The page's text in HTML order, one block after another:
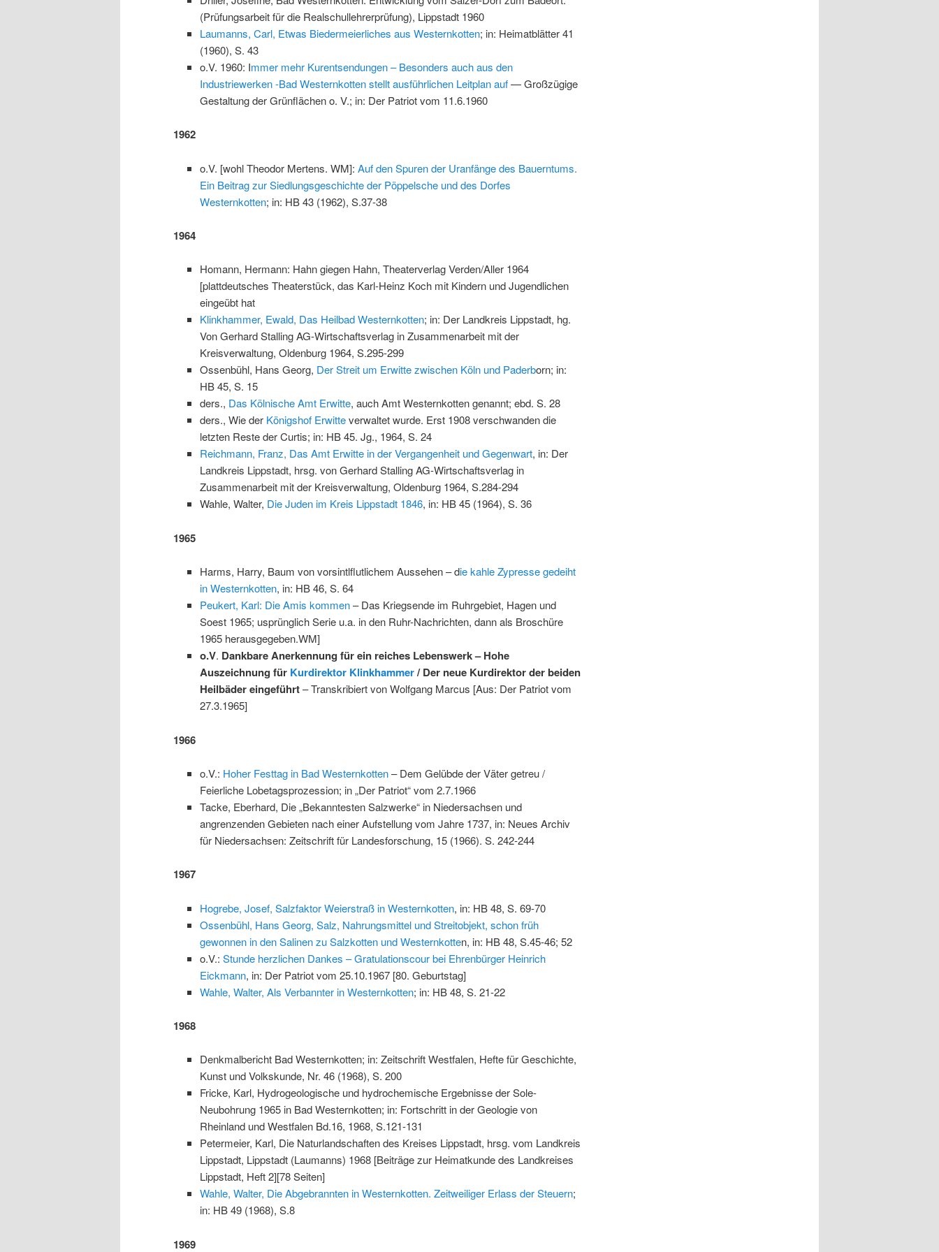
(Prüfungsarbeit für die Realschullehrerprüfung), Lippstadt 1960
Laumanns, Carl, Etwas Biedermeierliches aus Westernkotten; in: Heimatblätter 41
(1960), S. 43
o.V. 1960: Immer mehr Kurentsendungen – Besonders auch aus den
Industriewerken -Bad Westernkotten stellt ausführlichen Leitplan auf— Großzügige
Gestaltung der Grünflächen o. V.; in: Der Patriot vom 11.6.1960
1962
o.V. [wohl Theodor Mertens. WM]: Auf den Spuren der Uranfänge des Bauerntums.
Ein Beitrag zur Siedlungsgeschichte der Pöppelsche und des Dorfes
Westernkotten; in: HB 43 (1962), S.37-38
1964
Homann, Hermann: Hahn giegen Hahn, Theaterverlag Verden/Aller 1964
[plattdeutsches Theaterstück, das Karl-Heinz Koch mit Kindern und Jugendlichen
eingeübt hat
Klinkhammer, Ewald, Das Heilbad Westernkotten; in: Der Landkreis Lippstadt, hg.
Von Gerhard Stalling AG-Wirtschaftsverlag in Zusammenarbeit mit der
Kreisverwaltung, Oldenburg 1964, S.295-299
Ossenbühl, Hans Georg, Der Streit um Erwitte zwischen Köln und Paderborn; in:
HB 45, S. 15
ders., Das Kölnische Amt Erwitte, auch Amt Westernkotten genannt; ebd. S. 28
ders., Wie der Königshof Erwitteverwaltet wurde. Erst 1908 verschwanden die
letzten Reste der Curtis; in: HB 45. Jg., 1964, S. 24
Reichmann, Franz, Das Amt Erwitte in der Vergangenheit und Gegenwart, in: Der
Landkreis Lippstadt, hrsg. von Gerhard Stalling AG-Wirtschaftsverlag in
Zusammenarbeit mit der Kreisverwaltung, Oldenburg 1964, S.284-294
Wahle, Walter, Die Juden im Kreis Lippstadt 1846, in: HB 45 (1964), S. 36
1965
Harms, Harry, Baum von vorsintlflutlichem Aussehen – die kahle Zypresse gedeiht
in Westernkotten, in: HB 46, S. 64
Peukert, Karl: Die Amis kommen– Das Kriegsende im Ruhrgebiet, Hagen und
Soest 1965; usprünglich Serie u.a. in den Ruhr-Nachrichten, dann als Broschüre
1965 herausgegeben.WM]
o.V. Dankbare Anerkennung für ein reiches Lebenswerk – Hohe
Auszeichnung für Kurdirektor Klinkhammer/ Der neue Kurdirektor der beiden
Heilbäder eingeführt– Transkribiert von Wolfgang Marcus [Aus: Der Patriot vom
27.3.1965]
1966
o.V.: Hoher Festtag in Bad Westernkotten– Dem Gelübde der Väter getreu /
Feierliche Lobetagsprozession; in „Der Patriot“ vom 2.7.1966
Tacke, Eberhard, Die „Bekanntesten Salzwerke“ in Niedersachsen und
angrenzenden Gebieten nach einer Aufstellung vom Jahre 1737, in: Neues Archiv
für Niedersachsen: Zeitschrift für Landesforschung, 15 (1966). S. 242-244
1967
Hogrebe, Josef, Salzfaktor Weierstraß in Westernkotten, in: HB 48, S. 69-70
Ossenbühl, Hans Georg, Salz, Nahrungsmittel und Streitobjekt, schon früh
gewonnen in den Salinen zu Salzkotten und Westernkotten, in: HB 48, S.45-46; 52
o.V.: Stunde herzlichen Dankes – Gratulationscour bei Ehrenbürger Heinrich
Eickmann, in: Der Patriot vom 25.10.1967 [80. Geburtstag]
Wahle, Walter, Als Verbannter in Westernkotten; in: HB 48, S. 21-22
1968
Denkmalbericht Bad Westernkotten; in: Zeitschrift Westfalen, Hefte für Geschichte,
Kunst und Volkskunde, Nr. 46 (1968), S. 200
Fricke, Karl, Hydrogeologische und hydrochemische Ergebnisse der Sole-
Neubohrung 1965 in Bad Westernkotten; in: Fortschritt in der Geologie von
Rheinland und Westfalen Bd.16, 1968, S.121-131
Petermeier, Karl, Die Naturlandschaften des Kreises Lippstadt, hrsg. vom Landkreis
Lippstadt, Lippstadt (Laumanns) 1968 [Beiträge zur Heimatkunde des Landkreises
Lippstadt, Heft 2][78 Seiten]
Wahle, Walter, Die Abgebrannten in Westernkotten. Zeitweiliger Erlass der Steuern;
in: HB 49 (1968), S.8
1969